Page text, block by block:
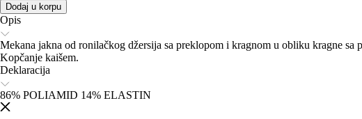
Dodaj u korpu
Opis
Mekana jakna od ronilačkog džersija sa preklopom i kragnom u obliku kragne
Kopčanje kaišem.
Deklaracija
86% POLIAMID 14% ELASTIN